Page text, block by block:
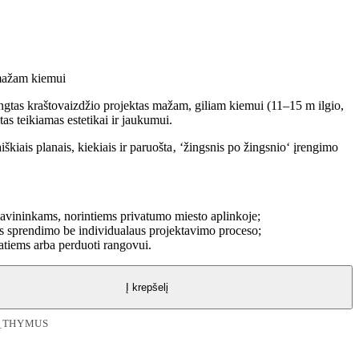
kiemui
kraštovaizdžio projektas mažam, giliam kiemui (11–15 m ilgio,
teikiamas estetikai ir jaukumui.
planais, kiekiais ir paruošta‚ ‘žingsnis po žingsnio‘ įrengimo
norintiems privatumo miesto aplinkoje;
sprendimo be individualaus projektavimo proceso;
arba perduoti rangovui.
Į krepšelį